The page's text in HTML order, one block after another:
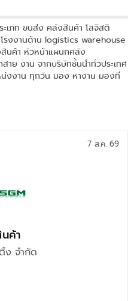
ะเภท ขนส่ง คลังสินค้า โลจิสติ
งงานด้าน logistics warehouse
นค้า หัวหน้าแผนกคลัง
ย งาน จากบริษัทชั้นนำทั่วประเทศ
น่งงาน ทุกวัน มอง หางาน มองที่
ค้า
ง จำกัด
7 ส.ค. 69